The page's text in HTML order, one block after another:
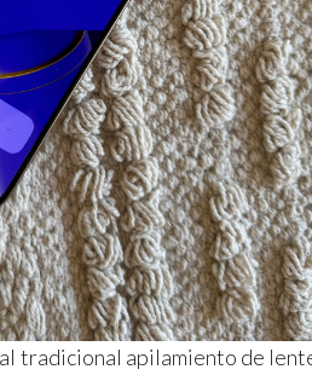
tradicional apilamiento de